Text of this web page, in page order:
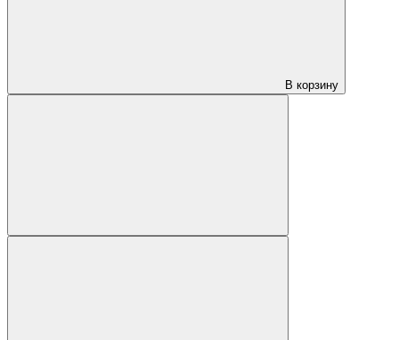
В корзину